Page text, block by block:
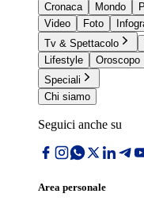
Cronaca
Mondo
Video
Foto
Tv & Spettacolo
Lifestyle
Oroscopo
Speciali
Chi siamo
Seguici anche su
Area personale